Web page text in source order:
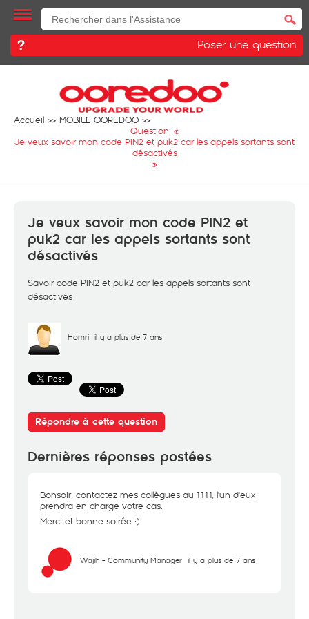
Poser une question
Accueil
MOBILE OOREDOO
Question: «
Je veux savoir mon code PIN2 et puk2 car les appels sortants sont
désactivés
»
Je veux savoir mon code PIN2 et
puk2 car les appels sortants sont
désactivés
Savoir code PIN2 et puk2 car les appels sortants sont
désactivés
Homri il y a plus de 7 ans
Répondre à cette question
Dernières réponses postées
Bonsoir, contactez mes collègues au 1111, l'un d'eux
prendra en charge votre cas.
Merci et bonne soirée :)
Wajih - Community Manager il y a plus de 7 ans